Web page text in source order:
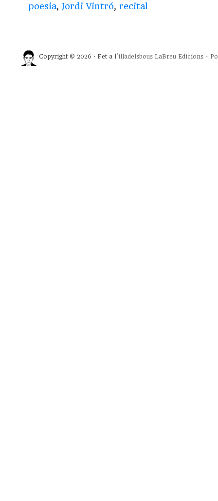
poesia, Jordi Vintró, recital
Copyright © 2026 · Fet a l'illadelsbous LaBreu Edicions -